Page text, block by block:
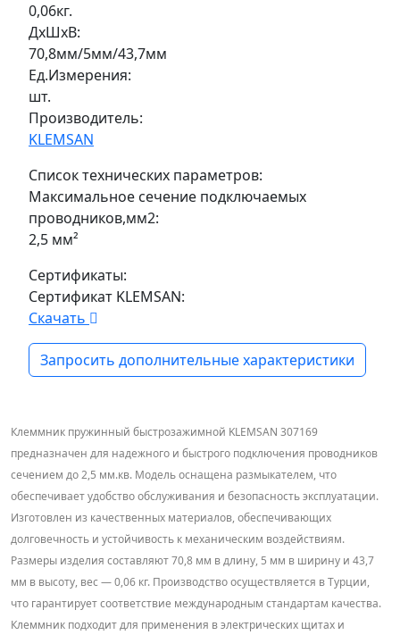
0,06кг.
ДxШxВ:
70,8мм/5мм/43,7мм
Ед.Измерения:
шт.
Производитель:
KLEMSAN
Список технических параметров:
Максимальное сечение подключаемых
проводников,мм2:
2,5 мм²
Сертификаты:
Сертификат KLEMSAN:
Скачать
Запросить дополнительные характеристики
Клеммник пружинный быстрозажимной KLEMSAN 307169
предназначен для надежного и быстрого подключения проводников
сечением до 2,5 мм.кв. Модель оснащена размыкателем, что
обеспечивает удобство обслуживания и безопасность эксплуатации.
Изготовлен из качественных материалов, обеспечивающих
долговечность и устойчивость к механическим воздействиям.
Размеры изделия составляют 70,8 мм в длину, 5 мм в ширину и 43,7
мм в высоту, вес — 0,06 кг. Производство осуществляется в Турции,
что гарантирует соответствие международным стандартам качества.
Клеммник подходит для применения в электрических щитах и